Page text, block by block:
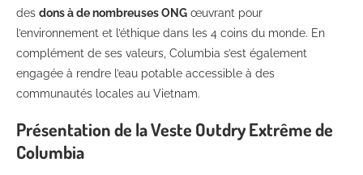
des dons à de nombreuses ONG œuvrant pour
l’environnement et l’éthique dans les 4 coins du monde. En
complément de ses valeurs, Columbia s’est également
engagée à rendre l’eau potable accessible à des
communautés locales au Vietnam.
Présentation de la Veste Outdry Extrême de
Columbia